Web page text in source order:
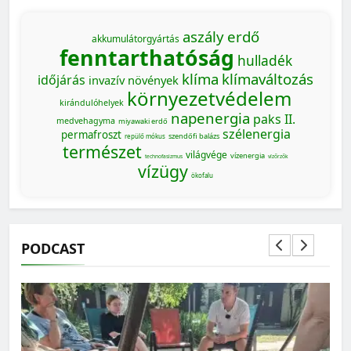
akkumulátorgyártás aszály erdő
fenntarthatóság hulladék
időjárás invazív növények klíma klímaváltozás
kirándulóhelyek környezetvédelem
medvehagyma miyawaki erdő napenergia paks II.
permafroszt repülő mókus szendőfi balázs szélenergia
természet technofasizmus világvége vízenergia vízőrzők
vízügy ökofalu
PODCAST
MAGYARORSZÁG SZÁMOKBAN